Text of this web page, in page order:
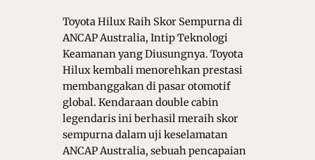
Toyota Hilux Raih Skor Sempurna di
ANCAP Australia, Intip Teknologi
Keamanan yang Diusungnya. Toyota
Hilux kembali menorehkan prestasi
membanggakan di pasar otomotif
global. Kendaraan double cabin
legendaris ini berhasil meraih skor
sempurna dalam uji keselamatan
ANCAP Australia, sebuah pencapaian